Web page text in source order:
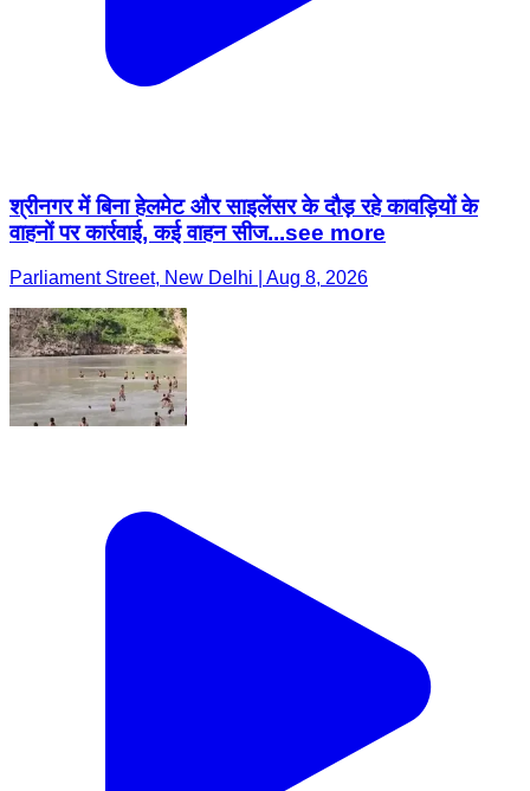
श्रीनगर में बिना हेलमेट और साइलेंसर के दौड़ रहे कावड़ियों के
वाहनों पर कार्रवाई, कई वाहन सीज...see more
Parliament Street, New Delhi | Aug 8, 2026